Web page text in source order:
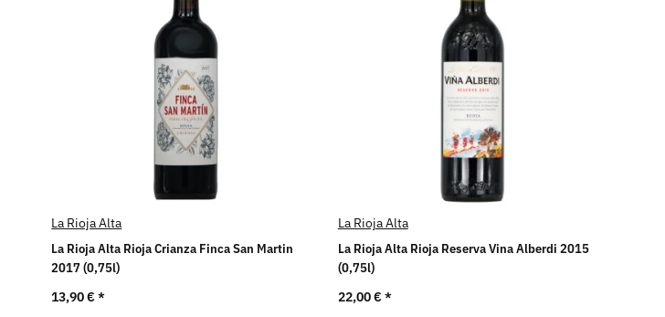
La Rioja Alta
La Rioja Alta Rioja Crianza Finca San Martin
2017 (0,75l)
13,90 €*
La Rioja Alta
La Rioja Alta Rioja Reserva Vina Alberdi 2015
(0,75l)
22,00 € *